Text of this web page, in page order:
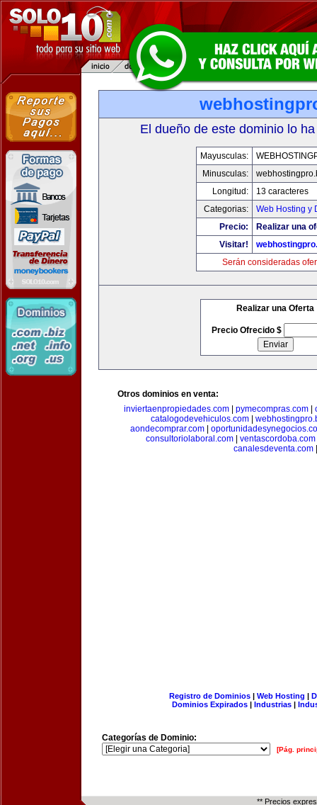
El dueño de este dominio lo
Mayusculas:
Minusculas:
Longitud:
13 caracteres
Categorias:
Web Hosting y
Precio:
Realizar una
Visitar!
Serán consideradas
Realizar una Oferta
Precio Ofrecido $
Otros dominios en venta:
inviertaenpropiedades.com| pymecompras.com|
catalogodevehiculos.com|
aondecomprar.com
consultoriolaboral.com
ventascordoba.com
canalesdeventa.com|
Registro de Dominios| Web Hosting |
Dominios Expirados | Industrias |
Categorías de Dominio:
[Pág.
** Precios